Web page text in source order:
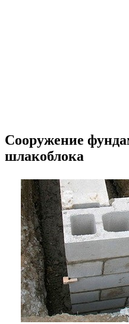
Сооружение
шлакоблока